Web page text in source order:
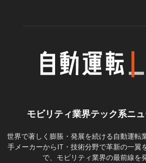
モビリティ業界テック系ニ
世界で著しく膨脹・発展を続ける自動運転
手メーカーからIT・技術分野で革新の一翼
で、モビリティ業界の最前線を